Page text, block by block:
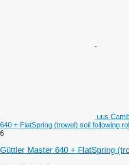
uus
640 + FlatSpring (trowel) soil following
6
Güttler Master 640 + FlatSpring